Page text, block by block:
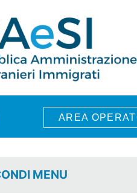
AREA
MENU